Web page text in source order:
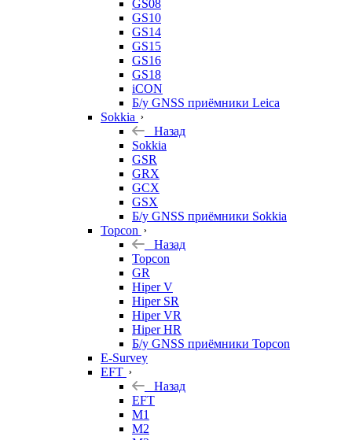
GS08
GS10
GS14
GS15
GS16
GS18
iCON
Б/у GNSS приёмники Leica
Sokkia
Назад
Sokkia
GSR
GRX
GCX
GSX
Б/у GNSS приёмники Sokkia
Topcon
Назад
Topcon
GR
Hiper V
Hiper SR
Hiper VR
Hiper HR
Б/у GNSS приёмники Topcon
E-Survey
EFT
Назад
EFT
M1
M2